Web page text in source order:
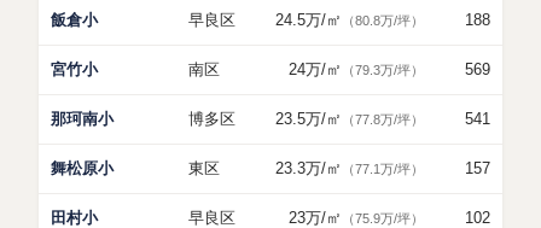
飯倉小 早良区 24.5万/㎡ （80.8万/坪） 188
宮竹小 南区 24万/㎡ （79.3万/坪） 569
那珂南小 博多区 23.5万/㎡ （77.8万/坪） 541
舞松原小 東区 23.3万/㎡ （77.1万/坪） 157
田村小 早良区 23万/㎡ （75.9万/坪） 102